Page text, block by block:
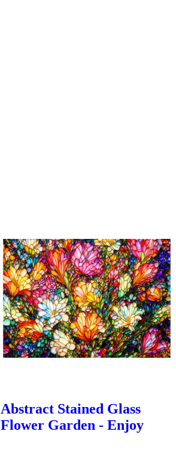
Abstract Stained Glass
Flower Garden - Enjoy